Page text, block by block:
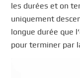
les durées et on
uniquement
longue durée que
pour terminer par